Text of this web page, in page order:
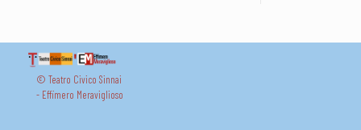
© Teatro Civico Sinnai
- Effimero Meraviglioso